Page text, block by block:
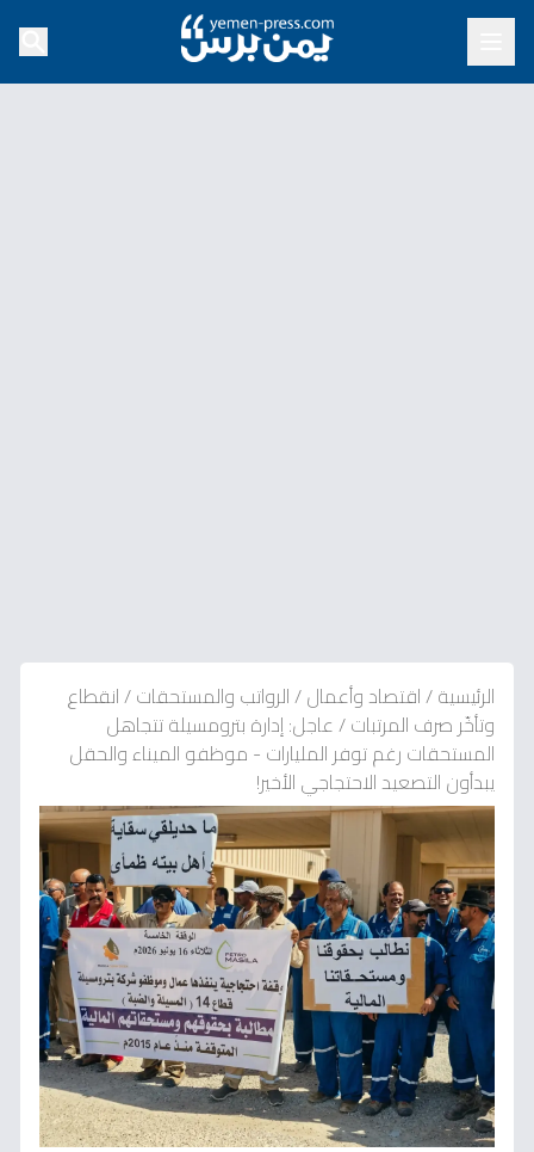
الرئيسية/اقتصاد وأعمال/الرواتب والمستحقات/انقطاع
وتأخّر صرف المرتبات/عاجل: إدارة بترومسيلة تتجاهل
المستحقات رغم توفر المليارات - موظفو الميناء والحقل
يبدأون التصعيد الاحتجاجي الأخير!